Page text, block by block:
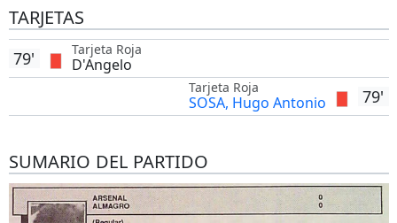
TARJETAS
Tarjeta Roja
D'Angelo
79'
79'
Tarjeta Roja
SOSA, Hugo Antonio
SUMARIO DEL PARTIDO